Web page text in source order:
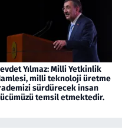
Yılmaz: Milli Yetkinlik
milli teknoloji üretme
sürdürecek insan
temsil etmektedir.